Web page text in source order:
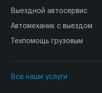
Выездной автосервис
Автомеханик с выездом
Техпомощь грузовым
Все наши услуги